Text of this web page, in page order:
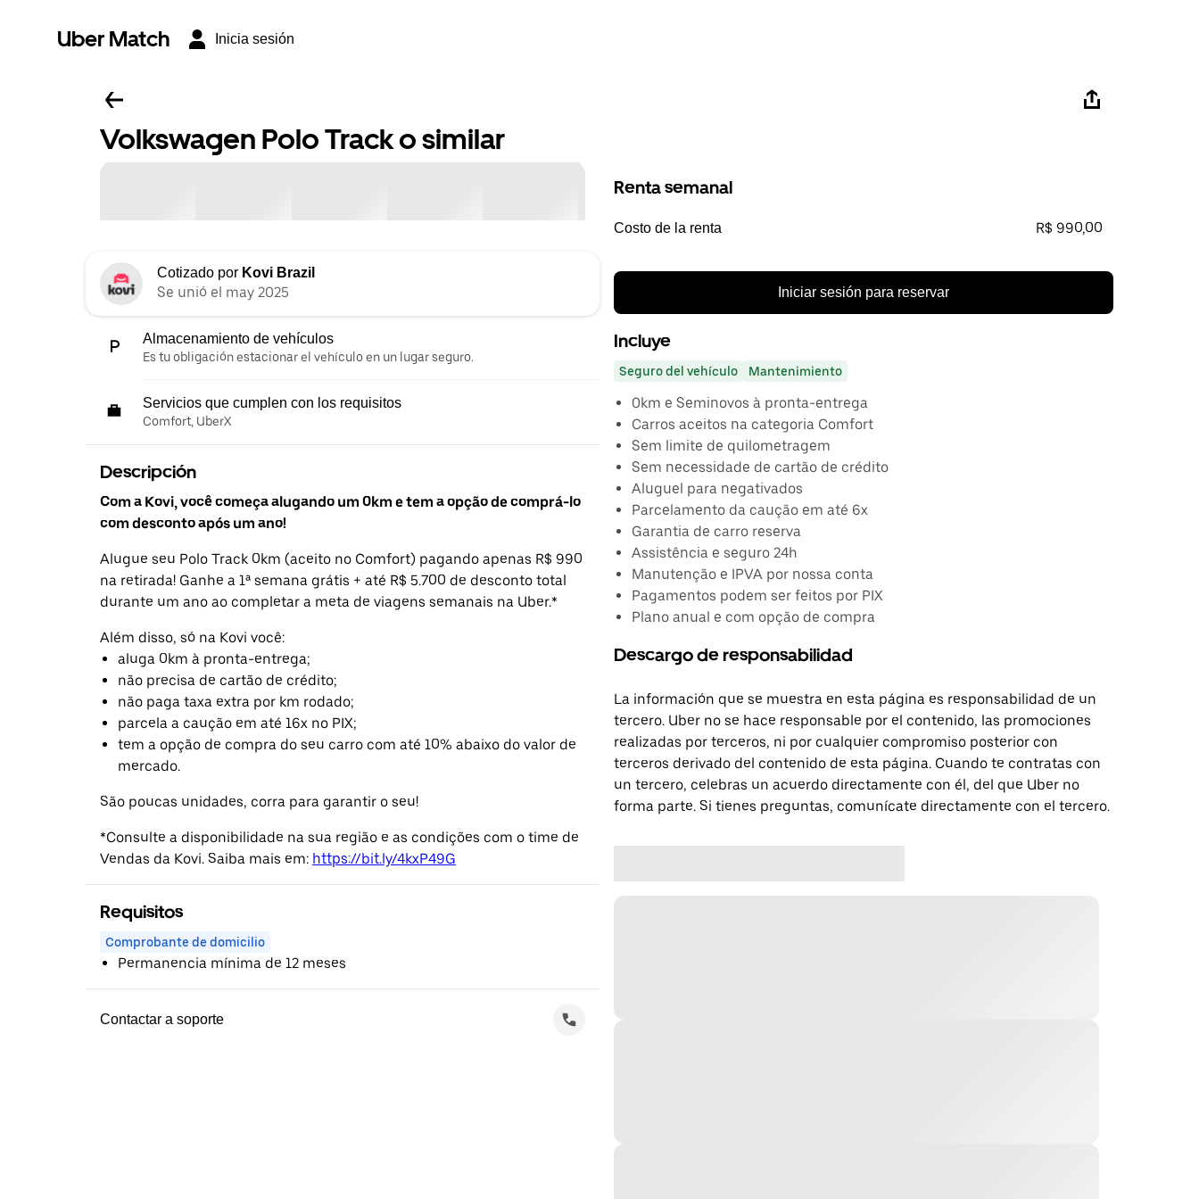
Uber Match Inicia sesión
Volkswagen Polo Track o similar
Cotizado por Kovi Brazil
Se unió el may 2025
Almacenamiento de vehículos
Es tu obligación estacionar el vehículo en un lugar seguro.
Servicios que cumplen con los requisitos
Comfort, UberX
Descripción
Com a Kovi, você começa alugando um 0km e tem a opção de comprá-lo
com desconto após um ano!
Alugue seu Polo Track 0km (aceito no Comfort) pagando apenas R$ 990
na retirada! Ganhe a 1ª semana grátis + até R$ 5.700 de desconto total
durante um ano ao completar a meta de viagens semanais na Uber.*
Além disso, só na Kovi você:
aluga 0km à pronta-entrega;
não precisa de cartão de crédito;
não paga taxa extra por km rodado;
parcela a caução em até 16x no PIX;
tem a opção de compra do seu carro com até 10% abaixo do valor de
mercado.
São poucas unidades, corra para garantir o seu!
*Consulte a disponibilidade na sua região e as condições com o time de
Vendas da Kovi. Saiba mais em: https://bit.ly/4kxP49G
Requisitos
Comprobante de domicilio
Permanencia mínima de 12 meses
Contactar a soporte
Renta semanal
Costo de la renta R$ 990,00
Iniciar sesión para reservar
Incluye
Seguro del vehículo Mantenimiento
0km e Seminovos à pronta-entrega
Carros aceitos na categoria Comfort
Sem limite de quilometragem
Sem necessidade de cartão de crédito
Aluguel para negativados
Parcelamento da caução em até 6x
Garantia de carro reserva
Assistência e seguro 24h
Manutenção e IPVA por nossa conta
Pagamentos podem ser feitos por PIX
Plano anual e com opção de compra
Descargo de responsabilidad
La información que se muestra en esta página es responsabilidad de un
tercero. Uber no se hace responsable por el contenido, las promociones
realizadas por terceros, ni por cualquier compromiso posterior con
terceros derivado del contenido de esta página. Cuando te contratas con
un tercero, celebras un acuerdo directamente con él, del que Uber no
forma parte. Si tienes preguntas, comunícate directamente con el tercero.